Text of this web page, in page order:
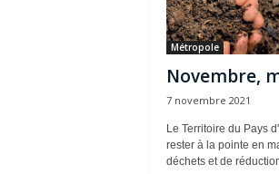
Métropole
Novembre,
7 novembre 2021
Le Territoire du Pays
rester à la pointe en
déchets et de